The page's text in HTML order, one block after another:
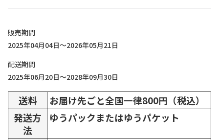
販売期間
2025年04月04日～2026年05月21日
配送期間
2025年06月20日～2028年09月30日
送料
お届け先ごと全国一律800円（税込）
発送方
法
ゆうパックまたはゆうパケット